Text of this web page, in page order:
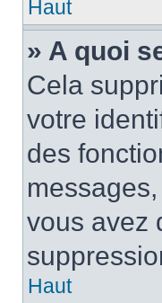
Haut
» A quoi
Cela
votre
des
vous avez
Haut